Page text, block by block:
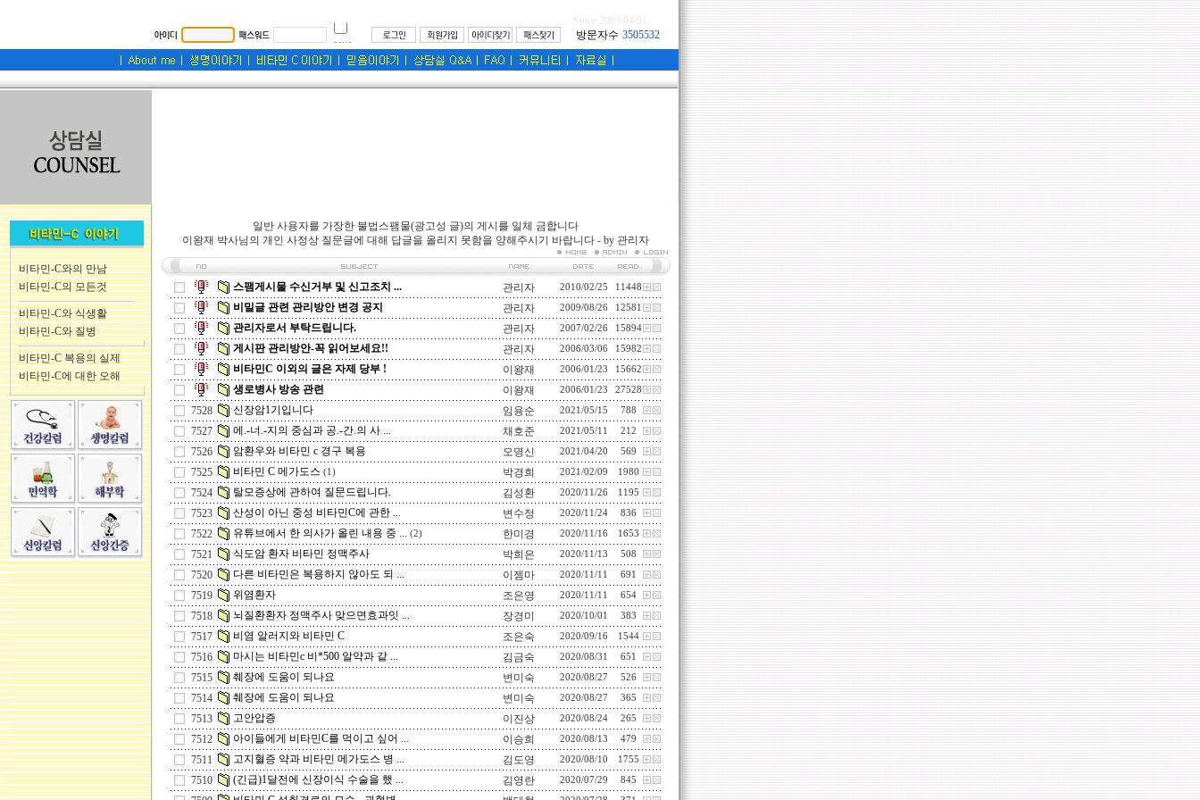
Since 2003/04/01
비타민-C와의 만남
비타민-C의 모든것
비타민-C와 식생활
비타민-C와 질병
비타민-C 복용의 실제
비타민-C에 대한 오해
일반 사용자를 가장한 불법스팸물(광고성 글)의 게시를 일체 금합니다
이왕재 박사님의 개인 사정상 질문글에 대해 답글을 올리지 못함을 양해주시기 바랍니다 - by 관리자
스팸게시물 수신거부 및 신고조치 ... 관리자 2010/02/25 11448
비밀글 관련 관리방안 변경 공지 관리자 2009/08/26 12581
관리자로서 부탁드립니다. 관리자 2007/02/26 15894
게시판 관리방안-꼭 읽어보세요!! 관리자 2006/03/06 15982
비타민C 이외의 글은 자제 당부 ! 이왕재 2006/01/23 15662
생로병사 방송 관련 이왕재 2006/01/23 27528
7528 신장암1기입니다 임용순 2021/05/15 788
7527 에.-너.-지의 중심과 공.-간.의 사 ... 채호준 2021/05/11 212
7526 암환우와 비타민 c 경구 복용 오명신 2021/04/20 569
7525 비타민 C 메가도스 (1) 박경희 2021/02/09 1980
7524 탈모증상에 관하여 질문드립니다. 김성환 2020/11/26 1195
7523 산성이 아닌 중성 비타민C에 관한 ... 변수정 2020/11/24 836
7522 유튜브에서 한 의사가 올린 내용 중 ... (2) 한미경 2020/11/16 1653
7521 식도암 환자 비타민 정맥주사 박희은 2020/11/13 508
7520 다른 비타민은 복용하지 않아도 되 ... 이젬마 2020/11/11 691
7519 위염환자 조은영 2020/11/11 654
7518 뇌질환환자 정맥주사 맞으면효과잇 ... 장경미 2020/10/01 383
7517 비염 알러지와 비타민 C 조은숙 2020/09/16 1544
7516 마시는 비타민c 비*500 알약과 같 ... 김금숙 2020/08/31 651
7515 췌장에 도움이 되나요 변미숙 2020/08/27 526
7514 췌장에 도움이 되나요 변미숙 2020/08/27 365
7513 고안압증 이진상 2020/08/24 265
7512 아이들에게 비타민C를 먹이고 싶어 ... 이승희 2020/08/13 479
7511 고지혈증 약과 비타민 메가도스 병 ... 김도영 2020/08/10 1755
7510 (긴급)1달전에 신장이식 수술을 했 ... 김영란 2020/07/29 845